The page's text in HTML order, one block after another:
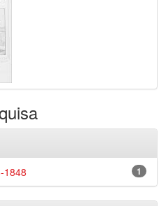
1
1848